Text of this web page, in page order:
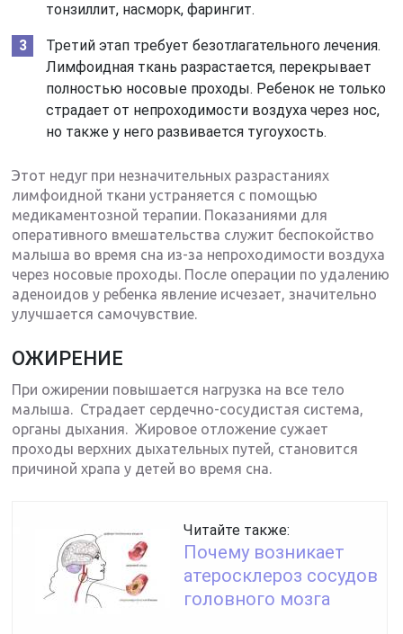
тонзиллит, насморк, фарингит.
Третий этап требует безотлагательного лечения.
Лимфоидная ткань разрастается, перекрывает
полностью носовые проходы. Ребенок не только
страдает от непроходимости воздуха через нос,
но также у него развивается тугоухость.
Этот недуг при незначительных разрастаниях
лимфоидной ткани устраняется с помощью
медикаментозной терапии. Показаниями для
оперативного вмешательства служит беспокойство
малыша во время сна из-за непроходимости воздуха
через носовые проходы. После операции по удалению
аденоидов у ребенка явление исчезает, значительно
улучшается самочувствие.
ОЖИРЕНИЕ
При ожирении повышается нагрузка на все тело
малыша. Страдает сердечно-сосудистая система,
органы дыхания. Жировое отложение сужает
проходы верхних дыхательных путей, становится
причиной храпа у детей во время сна.
Читайте также:
Почему возникает
атеросклероз сосудов
головного мозга